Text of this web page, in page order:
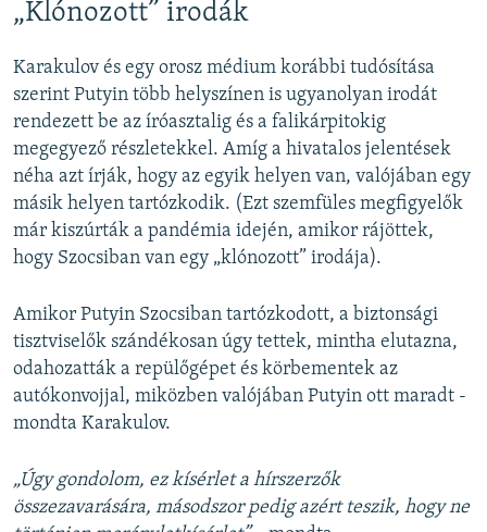
„Klónozott” irodák
Karakulov és egy orosz médium korábbi tudósítása
szerint Putyin több helyszínen is ugyanolyan irodát
rendezett be az íróasztalig és a falikárpitokig
megegyező részletekkel. Amíg a hivatalos jelentések
néha azt írják, hogy az egyik helyen van, valójában egy
másik helyen tartózkodik. (Ezt szemfüles megfigyelők
már kiszúrták a pandémia idején, amikor rájöttek,
hogy Szocsiban van egy „klónozott” irodája).
Amikor Putyin Szocsiban tartózkodott, a biztonsági
tisztviselők szándékosan úgy tettek, mintha elutazna,
odahozatták a repülőgépet és körbementek az
autókonvojjal, miközben valójában Putyin ott maradt -
mondta Karakulov.
„Úgy gondolom, ez kísérlet a hírszerzők
összezavarására, másodszor pedig azért teszik, hogy ne